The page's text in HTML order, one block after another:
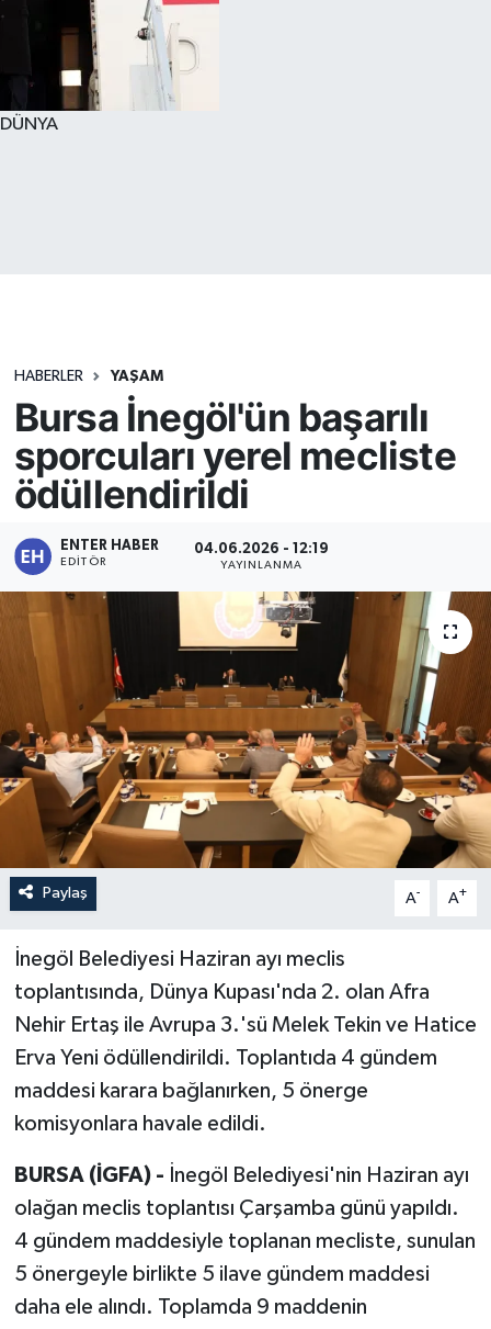
DÜNYA
HABERLER YAŞAM
Bursa İnegöl'ün başarılı
sporcuları yerel mecliste
ödüllendirildi
ENTER HABER
EDITÖR
04.06.2026 - 12:19
YAYINLANMA
Paylaş A- A+
İnegöl Belediyesi Haziran ayı meclis
toplantısında, Dünya Kupası'nda 2. olan Afra
Nehir Ertaş ile Avrupa 3.'sü Melek Tekin ve Hatice
Erva Yeni ödüllendirildi. Toplantıda 4 gündem
maddesi karara bağlanırken, 5 önerge
komisyonlara havale edildi.
BURSA (İGFA) - İnegöl Belediyesi'nin Haziran ayı
olağan meclis toplantısı Çarşamba günü yapıldı.
4 gündem maddesiyle toplanan mecliste, sunulan
5 önergeyle birlikte 5 ilave gündem maddesi
daha ele alındı. Toplamda 9 maddenin